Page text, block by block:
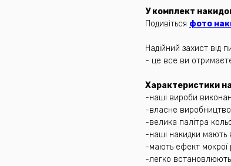
У комплект
Подивіться фото
Надійний захист від
- це все ви
Характеристики
-наші вироби
-власне
-велика палітра
-наші накидки мають
-мають ефект мокрої
-легко